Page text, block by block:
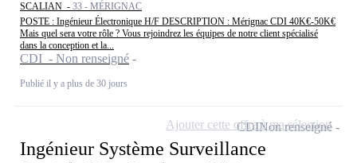
SCALIAN - 33 - MÉRIGNAC
POSTE : Ingénieur Électronique H/F DESCRIPTION : Mérignac CDI 40K€-50K€
Mais quel sera votre rôle ? Vous rejoindrez les équipes de notre client spécialisé
dans la conception et la...
CDI - Non renseigné
Publié il y a plus de 30 jours
Ingénieur Système Surveillance
CDINon renseigné
Ajouter cette offre à ma sélection